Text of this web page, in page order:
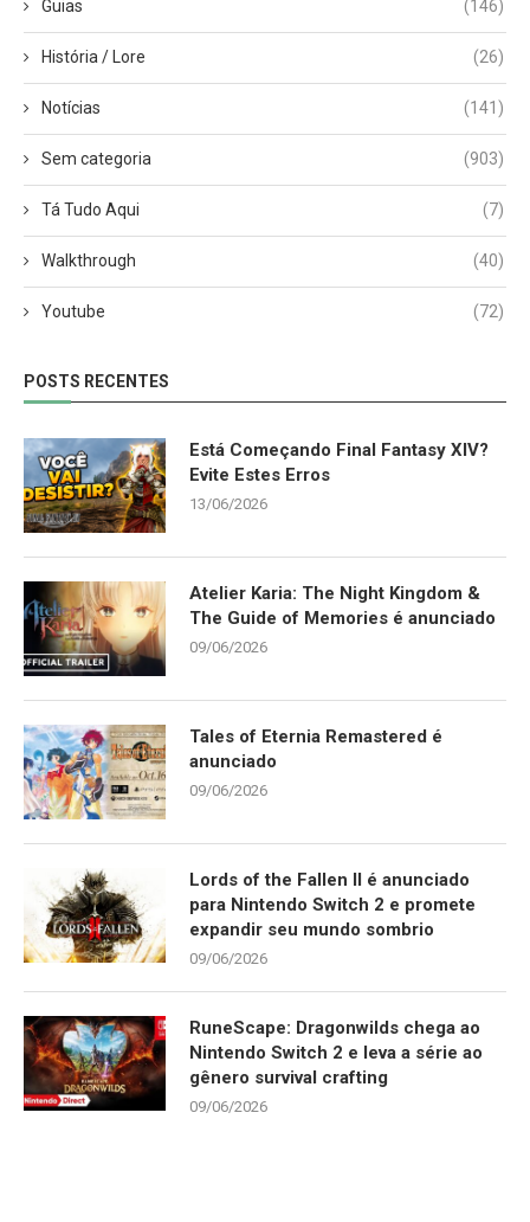
Guias (146)
História / Lore (26)
Notícias (141)
Sem categoria (903)
Tá Tudo Aqui (7)
Walkthrough (40)
Youtube (72)
POSTS RECENTES
Está Começando Final Fantasy XIV?
Evite Estes Erros
13/06/2026
Atelier Karia: The Night Kingdom &
The Guide of Memories é anunciado
09/06/2026
Tales of Eternia Remastered é
anunciado
09/06/2026
Lords of the Fallen II é anunciado
para Nintendo Switch 2 e promete
expandir seu mundo sombrio
09/06/2026
RuneScape: Dragonwilds chega ao
Nintendo Switch 2 e leva a série ao
gênero survival crafting
09/06/2026